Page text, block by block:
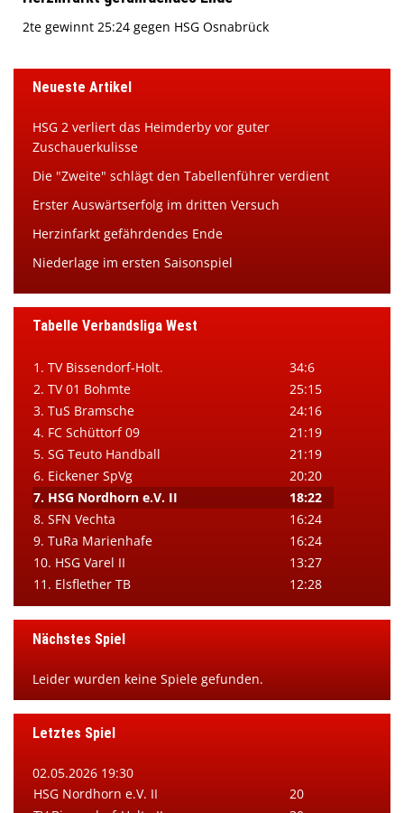
2te gewinnt 25:24 gegen HSG Osnabrück
Neueste Artikel
HSG 2 verliert das Heimderby vor guter
Zuschauerkulisse
Die "Zweite" schlägt den Tabellenführer verdient
Erster Auswärtserfolg im dritten Versuch
Herzinfarkt gefährdendes Ende
Niederlage im ersten Saisonspiel
Tabelle Verbandsliga West
1. TV Bissendorf-Holt.
34:6
2. TV 01 Bohmte
25:15
3. TuS Bramsche
24:16
4. FC Schüttorf 09
21:19
5. SG Teuto Handball
21:19
6. Eickener SpVg
20:20
7. HSG Nordhorn e.V. II
18:22
8. SFN Vechta
16:24
9. TuRa Marienhafe
16:24
10. HSG Varel II
13:27
11. Elsflether TB
12:28
Nächstes Spiel
Leider wurden keine Spiele gefunden.
Letztes Spiel
02.05.2026 19:30
HSG Nordhorn e.V. II
20